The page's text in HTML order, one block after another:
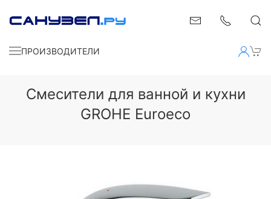
ПРОИЗВОДИТЕЛИ
Смесители для ванной и кухни
GROHE Euroeco